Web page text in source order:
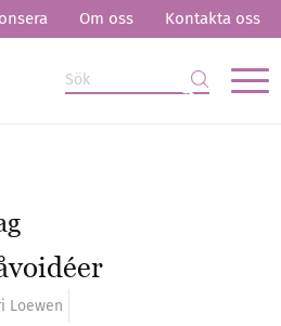
Om oss Kontakta oss
Loewen